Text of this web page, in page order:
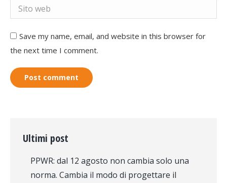
Sito web
Save my name, email, and website in this browser for
the next time I comment.
Post comment
Ultimi post
PPWR: dal 12 agosto non cambia solo una
norma. Cambia il modo di progettare il